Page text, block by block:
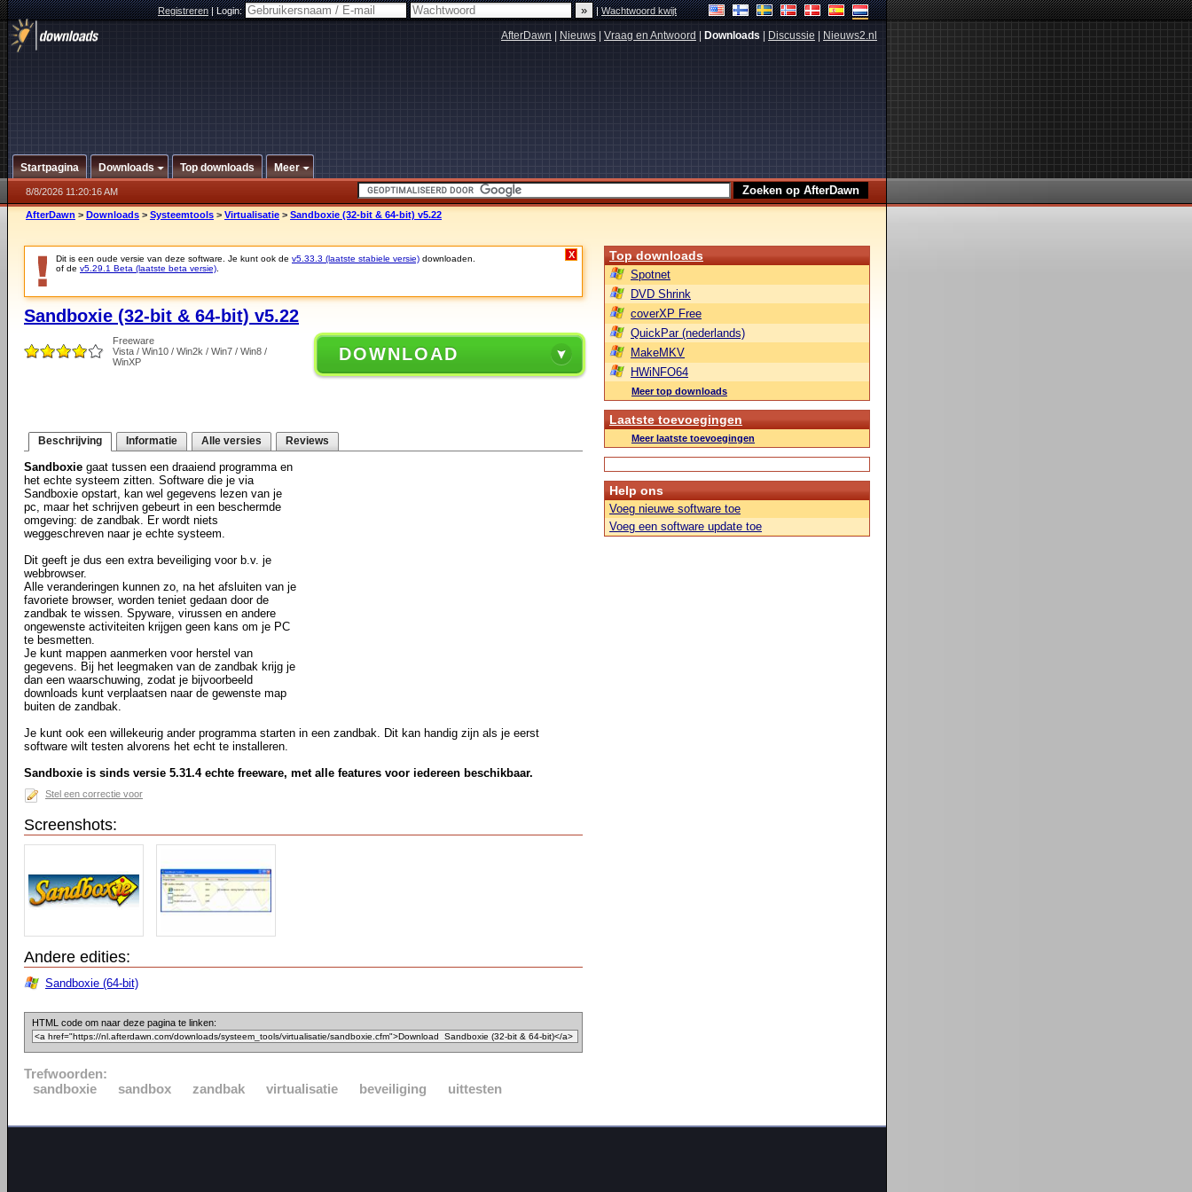
Registreren|Login: |Wachtwoord kwijt
AfterDawn Nieuws Vraag en Antwoord Downloads Discussie Nieuws2.nl
Startpagina Downloads Top downloads Meer
8/8/2026 11:20:16 AM
AfterDawn > Downloads > Systeemtools > Virtualisatie > Sandboxie (32-bit & 64-bit) v5.22
Dit is een oude versie van deze software. Je kunt ook de v5.33.3 (laatste stabiele versie) downloaden.
of de v5.29.1 Beta (laatste beta versie)
X
Sandboxie (32-bit & 64-bit) v5.22
Freeware
Vista / Win10 / Win2k / Win7 / Win8 /
WinXP
DOWNLOAD
Beschrijving Informatie Alle versies Reviews
Sandboxie gaat tussen een draaiend programma en
het echte systeem zitten. Software die je via
Sandboxie opstart, kan wel gegevens lezen van je
pc, maar het schrijven gebeurt in een beschermde
omgeving: de zandbak. Er wordt niets
weggeschreven naar je echte systeem.
Dit geeft je dus een extra beveiliging voor b.v. je
webbrowser.
Alle veranderingen kunnen zo, na het afsluiten van je
favoriete browser, worden teniet gedaan door de
zandbak te wissen. Spyware, virussen en andere
ongewenste activiteiten krijgen geen kans om je PC
te besmetten.
Je kunt mappen aanmerken voor herstel van
gegevens. Bij het leegmaken van de zandbak krijg je
dan een waarschuwing, zodat je bijvoorbeeld
downloads kunt verplaatsen naar de gewenste map
buiten de zandbak.
Je kunt ook een willekeurig ander programma starten in een zandbak. Dit kan handig zijn als je eerst
software wilt testen alvorens het echt te installeren.
Sandboxie is sinds versie 5.31.4 echte freeware, met alle features voor iedereen beschikbaar.
Stel een correctie voor
Screenshots:
Andere edities:
Sandboxie (64-bit)
HTML code om naar deze pagina te linken:
Trefwoorden:
sandboxie
sandbox zandbak virtualisatie beveiliging uittesten
Top downloads
Spotnet
DVD Shrink
coverXP Free
QuickPar (nederlands)
MakeMKV
HWiNFO64
Meer top downloads
Laatste toevoegingen
Meer laatste toevoegingen
Help ons
Voeg nieuwe software toe
Voeg een software update toe